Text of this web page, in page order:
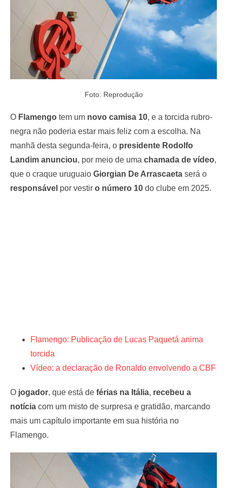
Foto: Reprodução
O Flamengo tem um novo camisa 10, e a torcida rubro-
negra não poderia estar mais feliz com a escolha. Na
manhã desta segunda-feira, o presidente Rodolfo
Landim anunciou, por meio de uma chamada de vídeo,
que o craque uruguaio Giorgian De Arrascaeta será o
responsável por vestir o número 10 do clube em 2025.
Flamengo: Publicação de Lucas Paquetá anima
torcida
Vídeo: a declaração de Ronaldo envolvendo a CBF
O jogador, que está de férias na Itália, recebeu a
notícia com um misto de surpresa e gratidão, marcando
mais um capítulo importante em sua história no
Flamengo.